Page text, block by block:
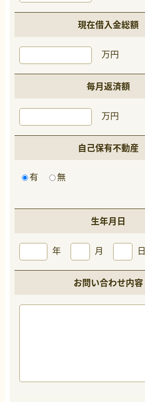
現在借入金総額
万円
毎月返済額
万円
自己保有不動産
有 無
生年月日
年 月 日
お問い合わせ内容